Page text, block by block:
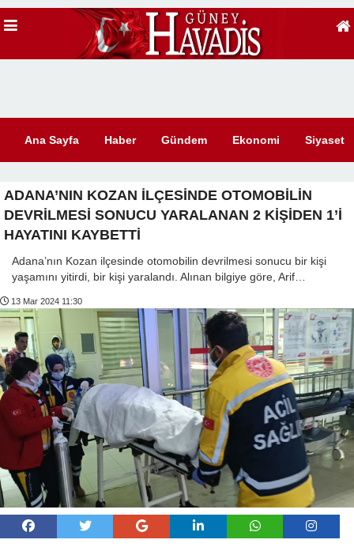
Ana Sayfa Haber Gündem Ekonomi Siyaset
ADANA’NIN KOZAN İLÇESİNDE OTOMOBİLİN
DEVRİLMESİ SONUCU YARALANAN 2 KİŞİDEN 1’İ
HAYATINI KAYBETTİ
Adana’nın Kozan ilçesinde otomobilin devrilmesi sonucu bir kişi
yaşamını yitirdi, bir kişi yaralandı. Alınan bilgiye göre, Arif…
13 Mar 2024 11:30